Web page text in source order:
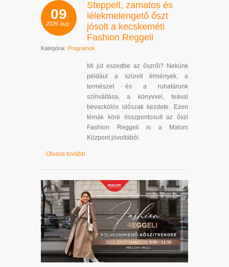
09
2026 aug.
Steppelt, zamatos és
lélekmelengető őszt
jósolt a kecskeméti
Fashion Reggeli
Kategória: Programok
Mi jut eszedbe az őszről? Nekünk
például a szüreti élmények, a
természet és a ruhatárunk
színváltása, a könyvvel, teával
bevackolós időszak kezdete. Ezen
témák köré összpontosult az őszi
Fashion Reggeli is a Malom
Központ jóvoltából.
Olvass tovább